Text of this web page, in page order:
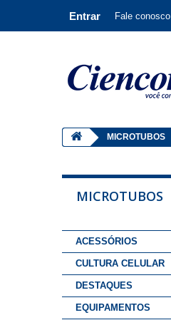
Entrar Fale conosco
MICROTUBOS
MICROTUBOS
ACESSÓRIOS
CULTURA CELULAR
DESTAQUES
EQUIPAMENTOS